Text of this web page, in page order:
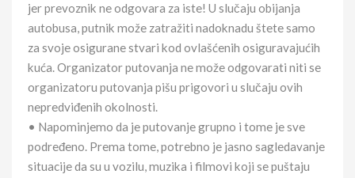
jer prevoznik ne odgovara za iste! U slučaju obijanja
autobusa, putnik može zatražiti nadoknadu štete samo
za svoje osigurane stvari kod ovlašćenih osiguravajućih
kuća. Organizator putovanja ne može odgovarati niti se
organizatoru putovanja pišu prigovori u slučaju ovih
nepredviđenih okolnosti.
• Napominjemo da je putovanje grupno i tome je sve
podređeno. Prema tome, potrebno je jasno sagledavanje
situacije da su u vozilu, muzika i filmovi koji se puštaju